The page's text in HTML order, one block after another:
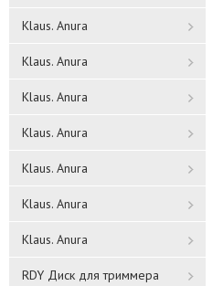
Klaus. Anura
Klaus. Anura
Klaus. Anura
Klaus. Anura
Klaus. Anura
Klaus. Anura
Klaus. Anura
RDY Диск для триммера